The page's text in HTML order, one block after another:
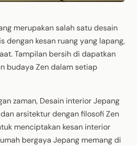
merupakan salah satu desain
dengan kesan ruang yang lapang,
Tampilan bersih di dapatkan
budaya Zen dalam setiap
zaman, Desain interior Jepang
arsitektur dengan filosofi Zen
menciptakan kesan interior
bergaya Jepang memang di